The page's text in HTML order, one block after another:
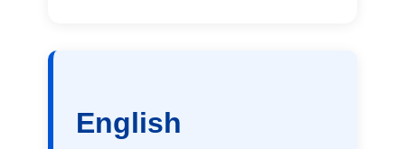
English